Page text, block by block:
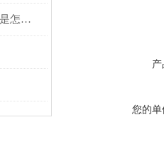
蔬菜清洗流水线的工作流程是怎么的？
您的单